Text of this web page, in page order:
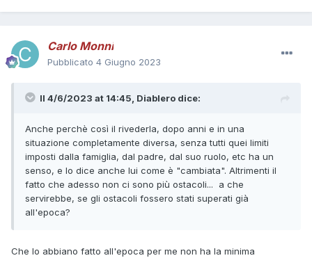
Carlo Monni
Pubblicato 4 Giugno 2023
Il 4/6/2023 at 14:45, Diablero dice:
Anche perchè così il rivederla, dopo anni e in una
situazione completamente diversa, senza tutti quei limiti
imposti dalla famiglia, dal padre, dal suo ruolo, etc ha un
senso, e lo dice anche lui come è "cambiata". Altrimenti il
fatto che adesso non ci sono più ostacoli... a che
servirebbe, se gli ostacoli fossero stati superati già
all'epoca?
Che lo abbiano fatto all'epoca per me non ha la minima